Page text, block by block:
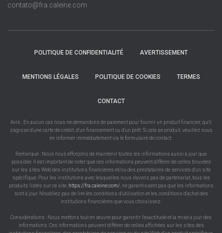
contato@fra.caleine.com
POLITIQUE DE CONFIDENTIALITÉ AVERTISSEMENT
MENTIONS LÉGALES POLITIQUE DE COOKIES TERMES
CONTACT
Avis : En aucun cas nous ne demandons de paiement pour fournir un produit financier, qu'il
s'agisse d'une carte de crédit, d'un financement ou d'un prêt. Si cela se produit, veuillez nous
en informer immédiatement via le formulaire de contact.
Remarque : Nous nous efforçons de maintenir toutes les informations aussi à jour que
possible. Il est important de noter que ces informations peuvent différer de celles trouvées
sur les sites Web des institutions financières et/ou des prestataires de services d'un site
spécifique. Pour les institutions avec lesquelles nous n'avons pas de partenariat, tous les
produits listés sur ce site, https://fra.caleine.com/, ne garantissent pas que les informations
sont à jour. N'oubliez pas de lire les conditions d'utilisation et les conditions d'achat des
institutions financières que vous choisissez.
Considérations : Nous mettons tout en œuvre pour garantir l'exactitude et la mise à jour des
informations. Ces informations peuvent différer de celles affichées sur les sites des